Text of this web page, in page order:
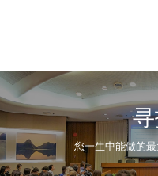
您一生中能做的